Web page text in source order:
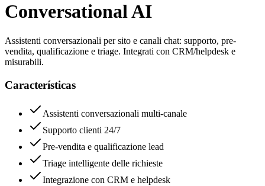
Conversational AI
Assistenti conversazionali per sito e canali chat: supporto, pre-
vendita, qualificazione e triage. Integrati con CRM/helpdesk e
misurabili.
Características
Assistenti conversazionali multi-canale
Supporto clienti 24/7
Pre-vendita e qualificazione lead
Triage intelligente delle richieste
Integrazione con CRM e helpdesk